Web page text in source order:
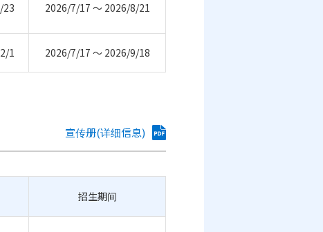
23 2026/7/17 ～ 2026/8/21
1 2026/7/17 ～ 2026/9/18
宣传册(详细信息)
招生期间